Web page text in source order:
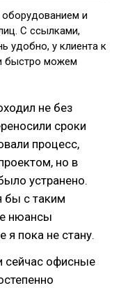
и
С ссылками,
удобно, у клиента к
быстро можем
не без
сроки
процесс,
но в
устранено.
бы с таким
нюансы
я пока не стану.
сейчас офисные